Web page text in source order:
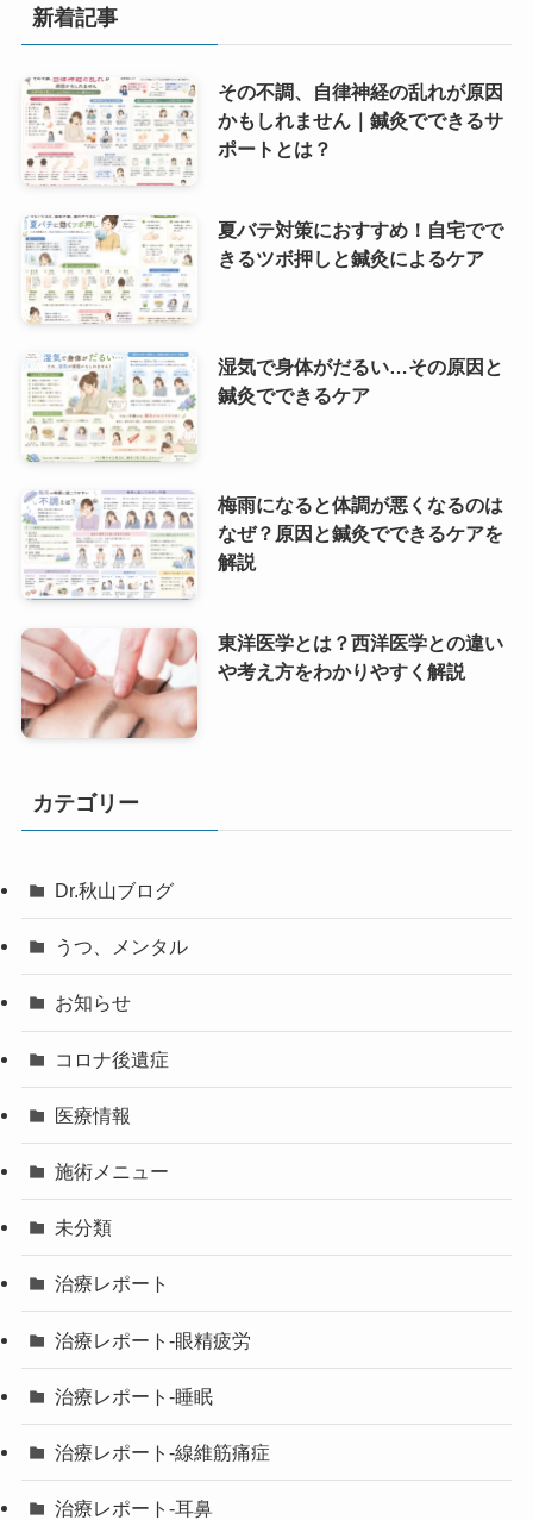
新着記事
その不調、自律神経の乱れが原因
かもしれません｜鍼灸でできるサ
ポートとは？
夏バテ対策におすすめ！自宅でで
きるツボ押しと鍼灸によるケア
湿気で身体がだるい…その原因と
鍼灸でできるケア
梅雨になると体調が悪くなるのは
なぜ？原因と鍼灸でできるケアを
解説
東洋医学とは？西洋医学との違い
や考え方をわかりやすく解説
カテゴリー
Dr.秋山ブログ
うつ、メンタル
お知らせ
コロナ後遺症
医療情報
施術メニュー
未分類
治療レポート
治療レポート-眼精疲労
治療レポート-睡眠
治療レポート-線維筋痛症
治療レポート-耳鼻